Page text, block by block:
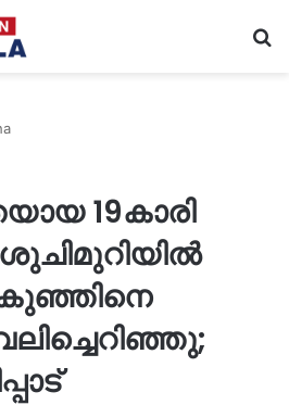
19കാരി